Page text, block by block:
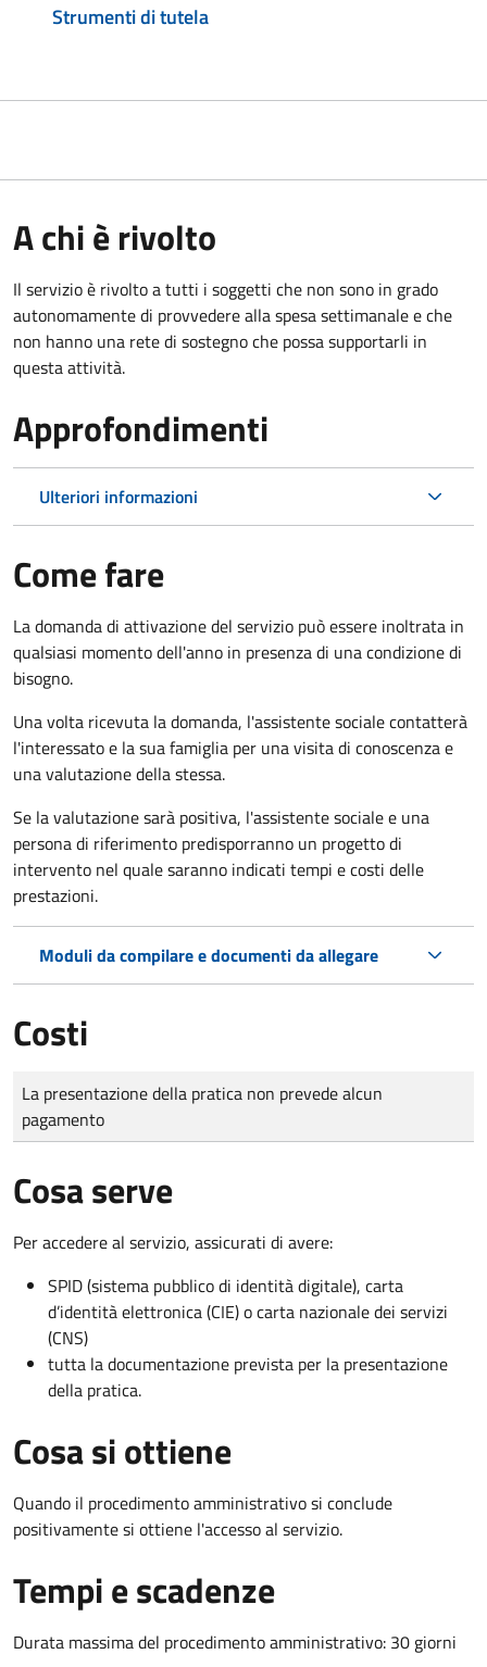
Strumenti di tutela
A chi è rivolto
Il servizio è rivolto a tutti i soggetti che non sono in grado
autonomamente di provvedere alla spesa settimanale e che
non hanno una rete di sostegno che possa supportarli in
questa attività.
Approfondimenti
Ulteriori informazioni
Come fare
La domanda di attivazione del servizio può essere inoltrata in
qualsiasi momento dell'anno in presenza di una condizione di
bisogno.
Una volta ricevuta la domanda, l'assistente sociale contatterà
l'interessato e la sua famiglia per una visita di conoscenza e
una valutazione della stessa.
Se la valutazione sarà positiva, l'assistente sociale e una
persona di riferimento predisporranno un progetto di
intervento nel quale saranno indicati tempi e costi delle
prestazioni.
Moduli da compilare e documenti da allegare
Costi
Tipo di pagamento
Importo
La presentazione della pratica non prevede alcun
pagamento
Cosa serve
Per accedere al servizio, assicurati di avere:
SPID (sistema pubblico di identità digitale), carta
d’identità elettronica (CIE) o carta nazionale dei servizi
(CNS)
tutta la documentazione prevista per la presentazione
della pratica.
Cosa si ottiene
Quando il procedimento amministrativo si conclude
positivamente si ottiene l'accesso al servizio.
Tempi e scadenze
Durata massima del procedimento amministrativo: 30 giorni